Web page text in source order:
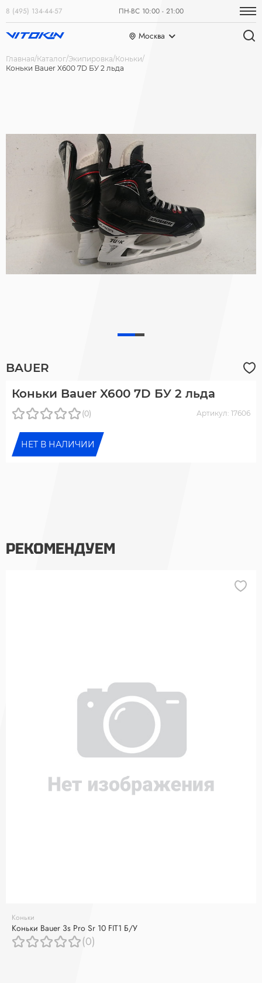
8 (495) 134-44-57 ПН-ВС 10:00 - 21:00
Москва
Главная Каталог Экипировка Коньки
Коньки Bauer X600 7D БУ 2 льда
BAUER
Коньки Bauer X600 7D БУ 2 льда
(0) Артикул: 17606
НЕТ В НАЛИЧИИ
РЕКОМЕНДУЕМ
Коньки
Коньки Bauer 3s Pro Sr 10 FIT1 Б/У
(0)